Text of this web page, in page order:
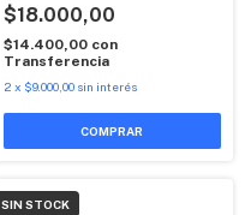
$18.000,00
$14.400,00 con
Transferencia
2 x $9.000,00 sin interés
COMPRAR
SIN STOCK